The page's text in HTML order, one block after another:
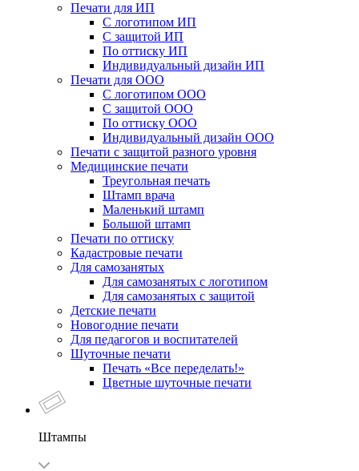
Печати для ИП
С логотипом ИП
С защитой ИП
По оттиску ИП
Индивидуальный дизайн ИП
Печати для ООО
С логотипом ООО
С защитой ООО
По оттиску ООО
Индивидуальный дизайн ООО
Печати с защитой разного уровня
Медицинские печати
Треугольная печать
Штамп врача
Маленький штамп
Большой штамп
Печати по оттиску
Кадастровые печати
Для самозанятых
Для самозанятых с логотипом
Для самозанятых с защитой
Детские печати
Новогодние печати
Для педагогов и воспитателей
Шуточные печати
Печать «Все переделать!»
Цветные шуточные печати
Штампы